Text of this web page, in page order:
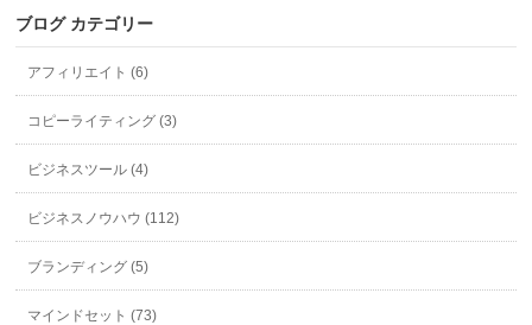
ブログ カテゴリー
アフィリエイト (6)
コピーライティング (3)
ビジネスツール (4)
ビジネスノウハウ (112)
ブランディング (5)
マインドセット (73)